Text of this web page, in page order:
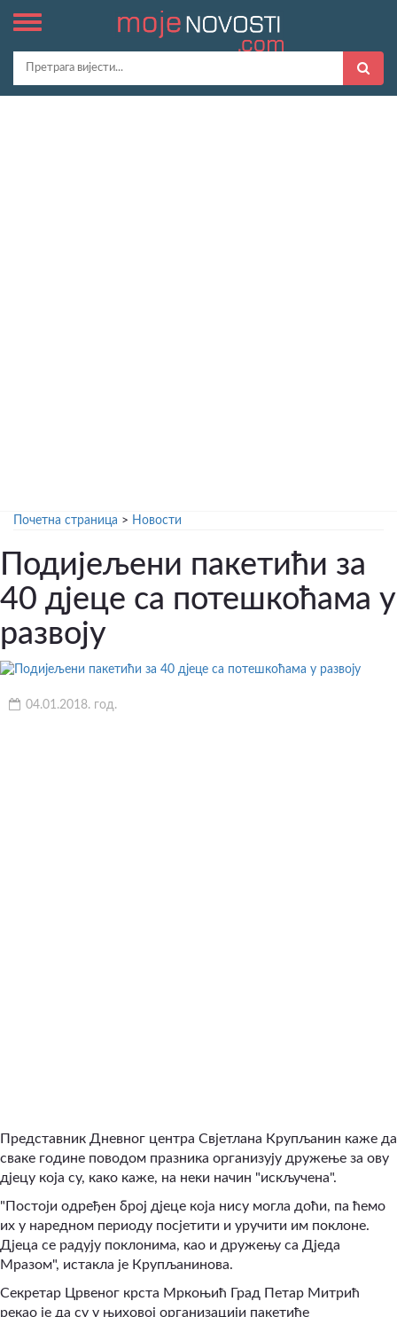
Почетна страница > Новости
Подијељени пакетићи за
40 дјеце са потешкоћама у
развоју
04.01.2018. год.
Представник Дневног центра Свјетлана Крупљанин каже да
сваке године поводом празника организују дружење за ову
дјецу која су, како каже, на неки начин "искључена".
"Постоји одређен број дјеце која нису могла доћи, па ћемо
их у наредном периоду посјетити и уручити им поклоне.
Дјеца се радују поклонима, као и дружењу са Дједа
Мразом", истакла је Крупљанинова.
Секретар Црвеног крста Мркоњић Град Петар Митрић
рекао је да су у њиховој организацији пакетиће